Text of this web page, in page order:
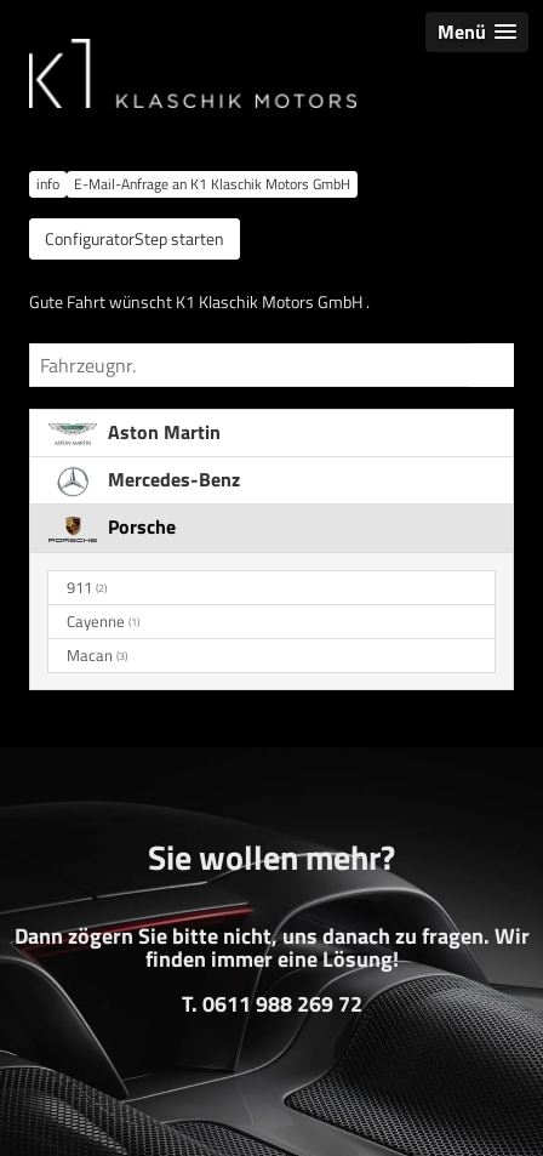
Menü
info E-Mail-Anfrage an K1 Klaschik Motors GmbH
ConfiguratorStep starten
Gute Fahrt wünscht K1 Klaschik Motors GmbH .
Fahrzeugnr.
Aston Martin
Mercedes-Benz
Porsche
911 (2)
Cayenne (1)
Macan (3)
Sie wollen mehr?
Dann zögern Sie bitte nicht, uns danach zu fragen. Wir
finden immer eine Lösung!
T. 0611 988 269 72